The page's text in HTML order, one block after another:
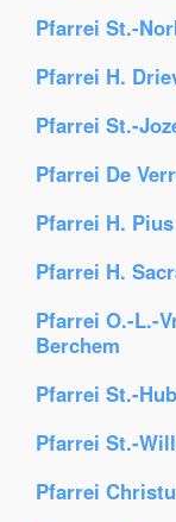
Pfarrei St.-
Pfarrei H.
Pfarrei St.-
Pfarrei De
Pfarrei H.
Pfarrei H.
Pfarrei O.-L.-
Berchem
Pfarrei St.-
Pfarrei St.-
Pfarrei